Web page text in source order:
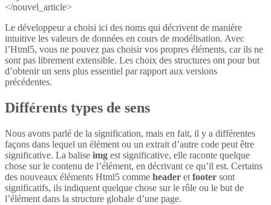
</nouvel_article>
Le développeur a choisi ici des noms qui décrivent de manière
intuitive les valeurs de données en cours de modélisation. Avec
l’Html5, vous ne pouvez pas choisir vos propres éléments, car ils ne
sont pas librement extensible. Les choix des structures ont pour but
d’obtenir un sens plus essentiel par rapport aux versions
précédentes.
Différents types de sens
Nous avons parlé de la signification, mais en fait, il y a différentes
façons dans lequel un élément ou un extrait d’autre code peut être
significative. La balise img est significative, elle raconte quelque
chose sur le contenu de l’élément, en décrivant ce qu’il est. Certains
des nouveaux éléments Html5 comme header et footer sont
significatifs, ils indiquent quelque chose sur le rôle ou le but de
l’élément dans la structure globale d’une page.